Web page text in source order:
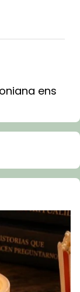
ens
ha
at Catedral